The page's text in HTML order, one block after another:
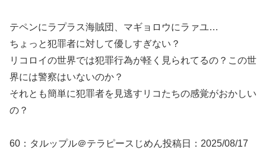
テペンにラプラス海賊団、マギョロウにラァユ…
ちょっと犯罪者に対して優しすぎない？
リコロイの世界では犯罪行為が軽く見られてるの？この世
界には警察はいないのか？
それとも簡単に犯罪者を見逃すリコたちの感覚がおかしい
の？
60： タルップル＠テラピースじめん投稿日：2025/08/17